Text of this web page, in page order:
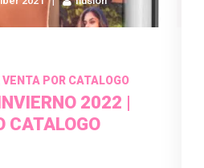
VENTA POR CATALOGO
2022 |
CATALOGO